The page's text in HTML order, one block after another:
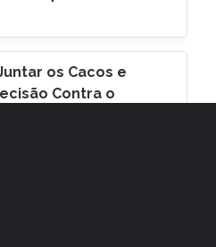
os Cacos e
Contra o